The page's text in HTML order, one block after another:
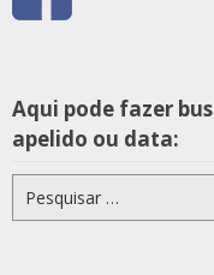
Aqui pode fazer
apelido ou data:
por: